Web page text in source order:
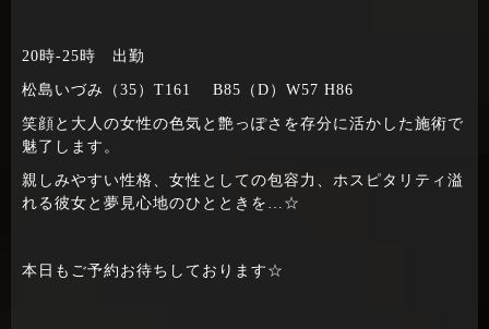
20時-25時 出勤
松島いづみ（35）T161 B85（D）W57 H86
笑顔と大人の女性の色気と艶っぽさを存分に活かした施術で
魅了します。
親しみやすい性格、女性としての包容力、ホスピタリティ溢
れる彼女と夢見心地のひとときを…☆
本日もご予約お待ちしております☆